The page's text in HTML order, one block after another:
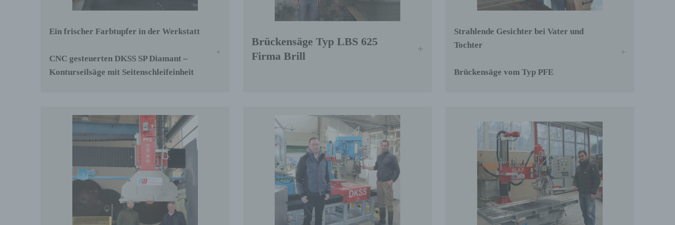
Ein frischer Farbtupfer in der Werkstatt
CNC gesteuerten DKSS SP Diamant –
Konturseilsäge mit Seitenschleifeinheit
Brückensäge Typ LBS 625
Firma Brill
Strahlende Gesichter bei Vater und
Tochter
Brückensäge vom Typ PFE
Verknüpfung, die Einschränkung, das Löschen oder die
d) Einschränkung der Verarbeitung
Einschränkung der Verarbeitung ist die Markierung gespeicherter
Profiling ist jede Art der automatisierten Verarbeitung
personenbezogener Daten, die darin besteht, dass diese
personenbezogenen Daten verwendet werden, um bestimmte
persönliche Aspekte, die sich auf eine natürliche Person beziehen,
zu bewerten, insbesondere, um Aspekte bezüglich Arbeitsleistung,
wirtschaftlicher Lage, Gesundheit, persönlicher Vorlieben,
Interessen, Zuverlässigkeit, Verhalten, Aufenthaltsort oder